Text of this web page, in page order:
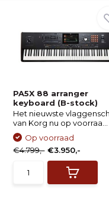
PA5X 88 arranger
keyboard (B-stock)
Het nieuwste
van Korg nu op voorraa...
Op voorraad
€4.799,- €3.950,-